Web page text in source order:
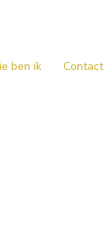
ben ik Contact